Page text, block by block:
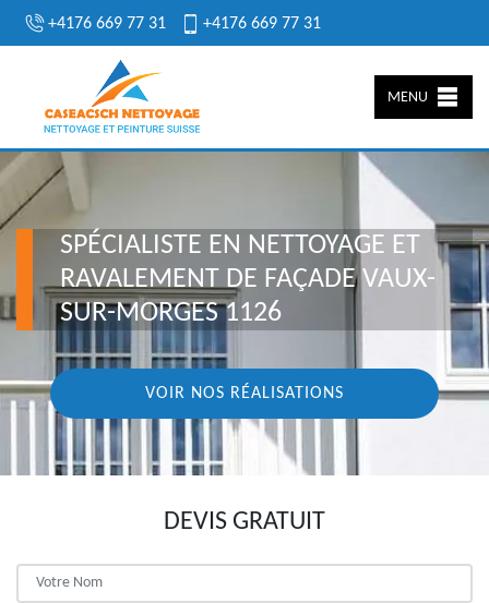
+4176 669 77 31 +4176 669 77 31
MENU
SPÉCIALISTE EN NETTOYAGE ET
RAVALEMENT DE FAÇADE VAUX-
SUR-MORGES 1126
VOIR NOS RÉALISATIONS
DEVIS GRATUIT